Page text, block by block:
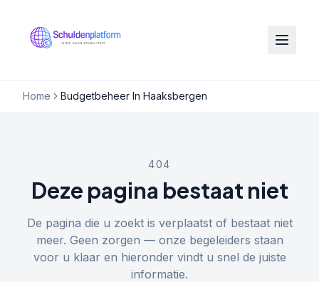
Home Budgetbeheer In Haaksbergen
404
Deze pagina bestaat niet
De pagina die u zoekt is verplaatst of bestaat niet
meer. Geen zorgen — onze begeleiders staan
voor u klaar en hieronder vindt u snel de juiste
informatie.